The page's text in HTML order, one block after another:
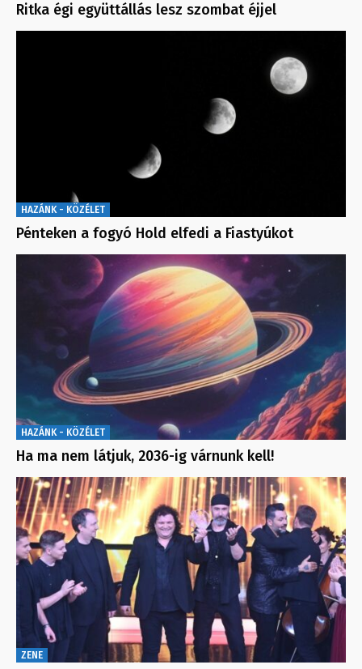
Ritka égi együttállás lesz szombat éjjel
HAZÁNK - KÖZÉLET
Pénteken a fogyó Hold elfedi a Fiastyúkot
HAZÁNK - KÖZÉLET
Ha ma nem látjuk, 2036-ig várnunk kell!
ZENE